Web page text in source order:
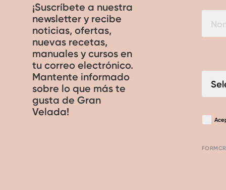
¡Suscríbete a nuestra
newsletter y recibe
noticias, ofertas,
nuevas recetas,
manuales y cursos en
tu correo electrónico.
Mantente informado
sobre lo que más te
gusta de Gran
Velada!